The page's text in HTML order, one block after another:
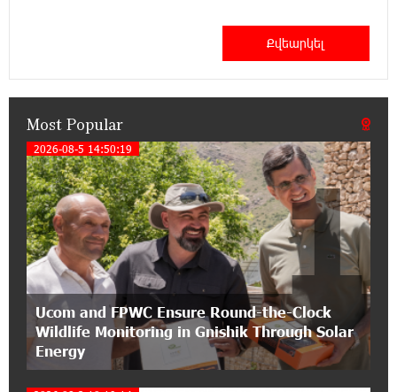
21:50:45 9-07-2026
IDBank warns of scam calls impersonating
pension funds
15:47:51 9-07-2026
A little corner of France in Hrazdan, with the
partnership of Converse SME
17:31:55 8-07-2026
Idram is the general partner of the "Towards
Conscious Parenting 2026" annual conference
Most Popular
2026-08-5 14:50:19
Ucom and FPWC Ensure Round-the-Clock
Wildlife Monitoring in Gnishik Through Solar
Energy
1